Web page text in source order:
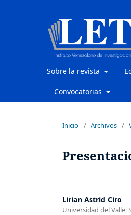
Sobre la revista
Convocatorias
Inicio / Archivos /
Lirian Astrid Ciro
Universidad del Valle,